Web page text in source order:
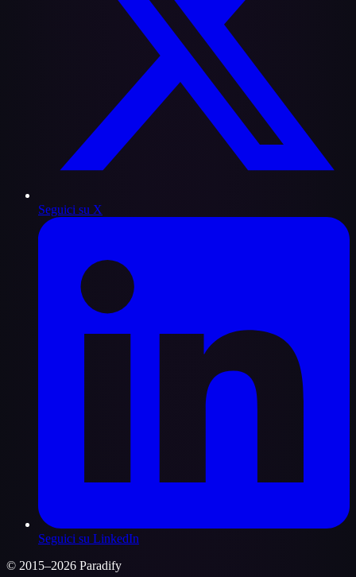
Seguici su X
Seguici su LinkedIn
© 2015–2026 Paradify